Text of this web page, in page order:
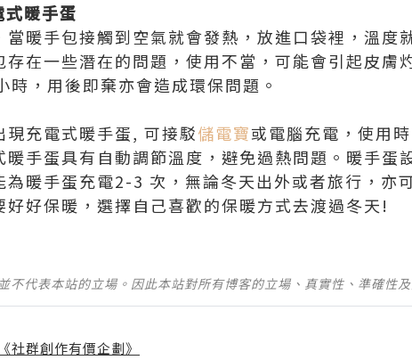
暖手蛋
暖手包接觸到空氣就會發熱，放進口袋裡，溫度
存在一些潛在的問題，使用不當，可能會引起皮膚
時，用後即棄亦會造成環保問題。
充電式暖手蛋, 可接駁儲電寶或電腦充電，使用
手蛋具有自動調節溫度，避免過熱問題。暖手蛋
為暖手蛋充電2-3 次，無論冬天出外或者旅行，亦
好好保暖，選擇自己喜歡的保暖方式去渡過冬天!
不代表本站的立場。因此本站對所有博客的立場、真實性、準確性
社群創作有價企劃》